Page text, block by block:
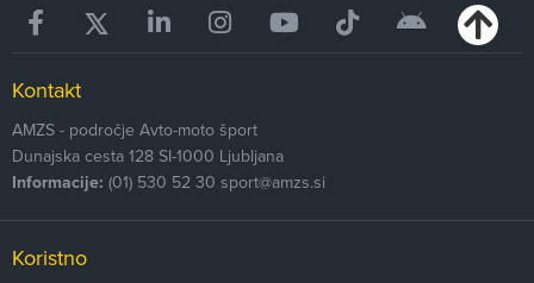
Kontakt
AMZS - področje Avto-moto šport
Dunajska cesta 128 SI-1000 Ljubljana
Informacije: (01) 530 52 30 sport@amzs.si
Koristno